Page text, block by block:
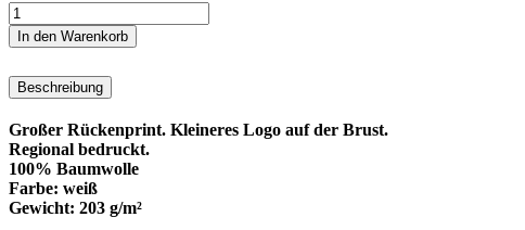
Stuttgart
Logo
Menge
In den Warenkorb
Beschreibung
Großer Rückenprint. Kleineres Logo auf der Brust.
Regional bedruckt.
100% Baumwolle
Farbe: weiß
Gewicht: 203 g/m²